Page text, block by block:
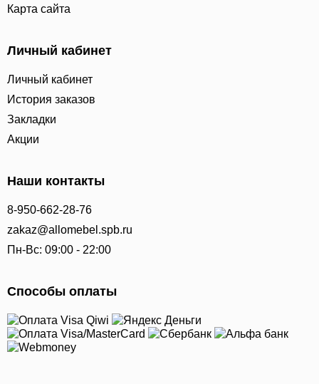
Карта сайта
Личный кабинет
Личный кабинет
История заказов
Закладки
Акции
Наши контакты
8-950-662-28-76
zakaz@allomebel.spb.ru
Пн-Вс: 09:00 - 22:00
Способы оплаты